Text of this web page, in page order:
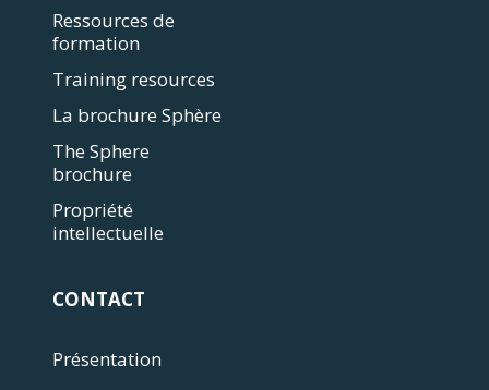
Ressources de
formation
Training resources
La brochure Sphère
The Sphere
brochure
Propriété
intellectuelle
CONTACT
Présentation